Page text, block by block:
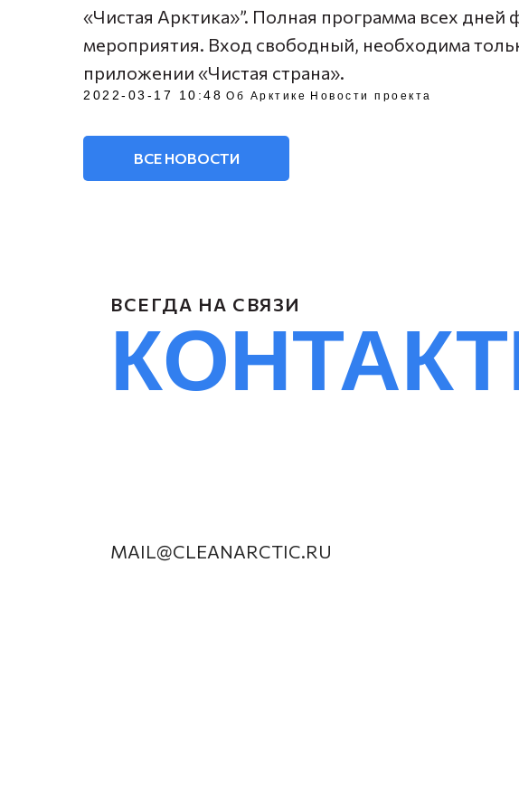
«Чистая Арктика»”. Полная программа всех дней
мероприятия. Вход свободный, необходима
приложении «Чистая страна».
2022-03-17 10:48 Об Арктике Новости проекта
ВСЕ НОВОСТИ
ВСЕГДА НА СВЯЗИ
MAIL@CLEANARCTIC.RU